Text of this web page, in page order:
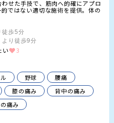
せた手技で、筋肉へ的確にアプロ
ではない適切な施術を提供。体の
徒歩5分
り徒歩9分
い 3
野球
腰痛
膝の痛み
背中の痛み
痛み